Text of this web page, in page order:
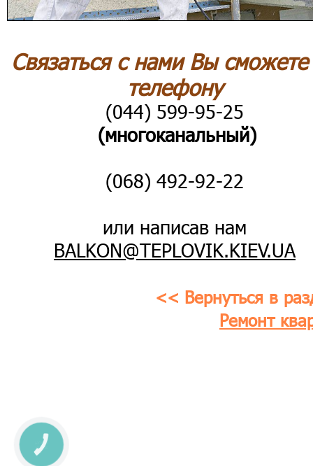
Связаться с нами Вы
телефону
(044) 599-95-25
(многоканальный)
(068) 492-92-22
или написав нам
BALKON@TEPLOVIK.KIEV.UA
<< Вернуться в
Ремонт
КНОПКА
ЗВ'ЯЗКУ